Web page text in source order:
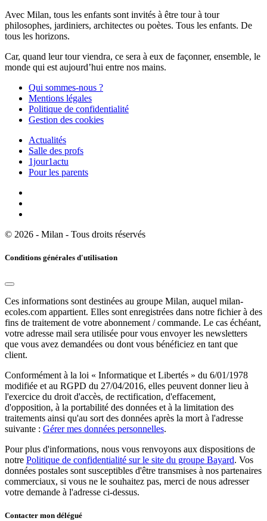
Avec Milan, tous les enfants sont invités à être tour à tour
philosophes, jardiniers, architectes ou poètes. Tous les enfants. De
tous les horizons.
Car, quand leur tour viendra, ce sera à eux de façonner, ensemble, le
monde qui est aujourd’hui entre nos mains.
Qui sommes-nous ?
Mentions légales
Politique de confidentialité
Gestion des cookies
Actualités
Salle des profs
1jour1actu
Pour les parents
© 2026 - Milan - Tous droits réservés
Conditions générales d'utilisation
Ces informations sont destinées au groupe Milan, auquel milan-
ecoles.com appartient. Elles sont enregistrées dans notre fichier à des
fins de traitement de votre abonnement / commande. Le cas échéant,
votre adresse mail sera utilisée pour vous envoyer les newsletters
que vous avez demandées ou dont vous bénéficiez en tant que
client.
Conformément à la loi « Informatique et Libertés » du 6/01/1978
modifiée et au RGPD du 27/04/2016, elles peuvent donner lieu à
l'exercice du droit d'accès, de rectification, d'effacement,
d'opposition, à la portabilité des données et à la limitation des
traitements ainsi qu'au sort des données après la mort à l'adresse
suivante : Gérer mes données personnelles.
Pour plus d'informations, nous vous renvoyons aux dispositions de
notre Politique de confidentialité sur le site du groupe Bayard. Vos
données postales sont susceptibles d'être transmises à nos partenaires
commerciaux, si vous ne le souhaitez pas, merci de nous adresser
votre demande à l'adresse ci-dessus.
Contacter mon délégué